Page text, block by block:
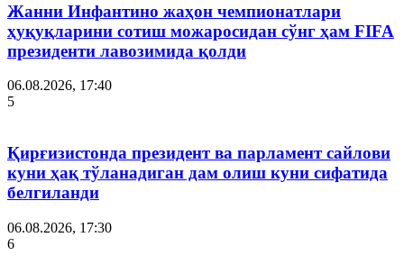
Жанни Инфантино жаҳон чемпионатлари
ҳуқуқларини сотиш можаросидан сўнг ҳам FIFA
президенти лавозимида қолди
06.08.2026, 17:40
5
Қирғизистонда президент ва парламент сайлови
куни ҳақ тўланадиган дам олиш куни сифатида
белгиланди
06.08.2026, 17:30
6